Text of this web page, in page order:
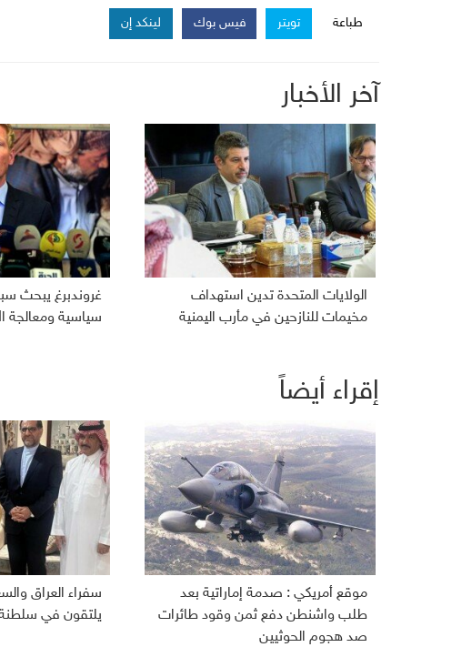
طباعة تويتر فيس بوك لينكد إن
آخر الأخبار
الولايات المتحدة تدين استهداف
مخيمات للنازحين في مأرب اليمنية
غروندبرغ يبحث
سياسية ومعالجة
إقراء أيضاً
موقع أمريكي : صدمة إماراتية بعد
طلب واشنطن دفع ثمن وقود طائرات
صد هجوم الحوثيين
سفراء العراق
يلتقون في